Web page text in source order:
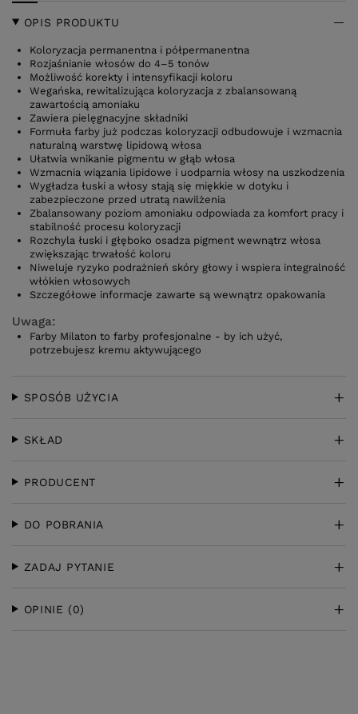
OPIS PRODUKTU
Koloryzacja permanentna i półpermanentna
Rozjaśnianie włosów do 4–5 tonów
Możliwość korekty i intensyfikacji koloru
Wegańska, rewitalizująca koloryzacja z zbalansowaną
zawartością amoniaku
Zawiera pielęgnacyjne składniki
Formuła farby już podczas koloryzacji odbudowuje i wzmacnia
naturalną warstwę lipidową włosa
Ułatwia wnikanie pigmentu w głąb włosa
Wzmacnia wiązania lipidowe i uodparnia włosy na uszkodzenia
Wygładza łuski a włosy stają się miękkie w dotyku i
zabezpieczone przed utratą nawilżenia
Zbalansowany poziom amoniaku odpowiada za komfort pracy i
stabilność procesu koloryzacji
Rozchyla łuski i głęboko osadza pigment wewnątrz włosa
zwiększając trwałość koloru
Niweluje ryzyko podrażnień skóry głowy i wspiera integralność
włókien włosowych
Szczegółowe informacje zawarte są wewnątrz opakowania
Uwaga:
Farby Milaton to farby profesjonalne - by ich użyć,
potrzebujesz kremu aktywującego
SPOSÓB UŻYCIA
SKŁAD
PRODUCENT
DO POBRANIA
ZADAJ PYTANIE
OPINIE (0)